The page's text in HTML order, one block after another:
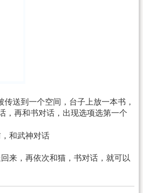
传送到一个空间，台子上放一本书，
，再和书对话，出现选项选第一个
和武神对话
来，再依次和猫，书对话，就可以